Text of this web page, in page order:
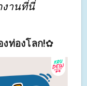
งานที่นี่
ท่องโลก!✿